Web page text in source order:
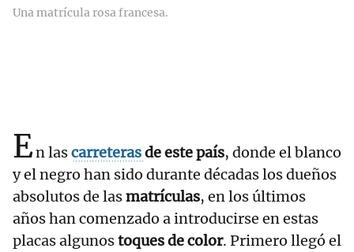
Una matrícula rosa francesa.
En lascarreterasde este país, donde el blanco
y el negro han sido durante décadas los dueños
absolutos de lasmatrículas, en los últimos
años han comenzado a introducirse en estas
placas algunostoques de color. Primero llegó el